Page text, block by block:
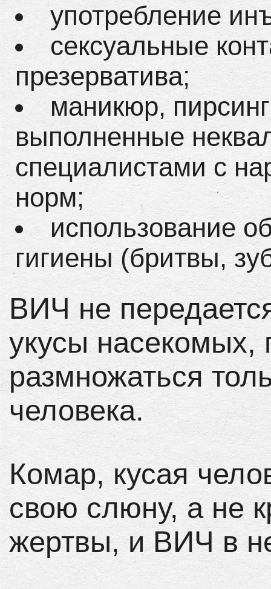
употребление
сексуальные
презерватива;
маникюр,
выполненные
специалистами с
норм;
использование
гигиены (бритвы,
ВИЧ не
укусы насекомых,
размножаться
человека.
Комар, кусая
свою слюну, а не
жертвы, и ВИЧ в